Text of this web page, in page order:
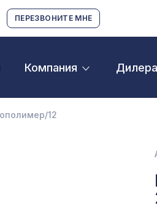
ПЕРЕЗВОНИТЕ МНЕ
Компания
12